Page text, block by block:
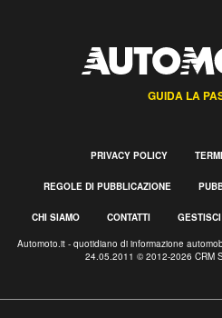
GUIDA LA
PRIVACY POLICY
REGOLE DI PUBBLICAZIONE
CHI SIAMO CONTATTI
Automoto.it - quotidiano di informazione
24.05.2011 © 2012-2026 CRM